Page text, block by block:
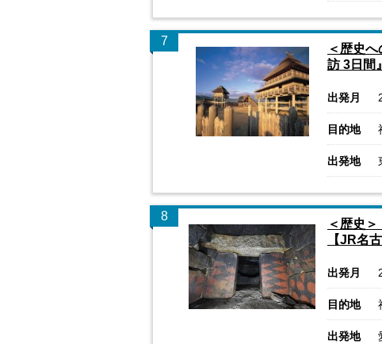
7
＜歴史
訪 3日間
出発月
目的地
出発地
8
＜歴史
【JR名
出発月
目的地
出発地